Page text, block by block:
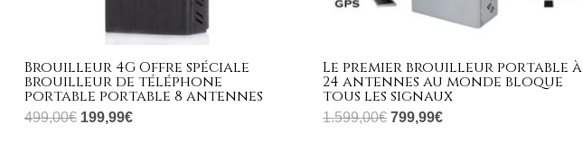
Brouilleur 4G Offre spéciale
brouilleur de téléphone
portable portable 8 antennes
499,00€ 199,99€
Le premier brouilleur portable à
24 antennes au monde bloque
tous les signaux
1.599,00€ 799,99€